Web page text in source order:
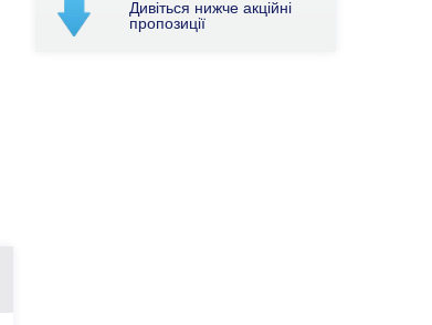
Дивіться нижче акційні
пропозиції